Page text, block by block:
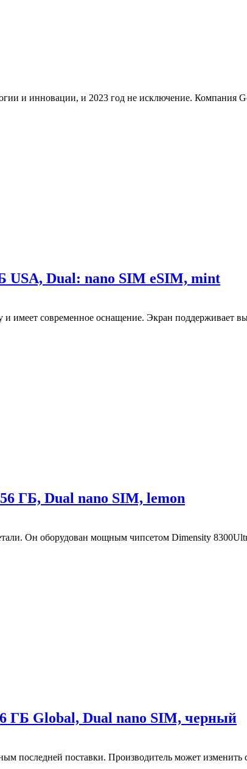
и инновации, и 2023 год не исключение. Компания
USA, Dual: nano SIM eSIM, mint
имеет современное оснащение. Экран поддерживает
ГБ, Dual nano SIM, lemon
Он оборудован мощным чипсетом Dimensity
ГБ Global, Dual nano SIM, черный
последней поставки. Производитель может